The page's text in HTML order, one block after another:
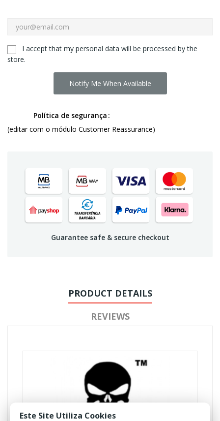
I accept that my personal data will be processed by the
store.
Notify Me When Available
Política de segurança
(editar com o módulo Customer Reassurance)
Guarantee safe & secure checkout
PRODUCT DETAILS
REVIEWS
Este Site Utiliza Cookies